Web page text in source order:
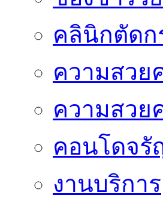
คลินิกตัดก
ความสวย
ความสวย
คอนโดจ
งานบริการ